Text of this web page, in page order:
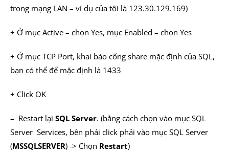
trong mạng LAN – ví dụ của tôi là 123.30.129.169)
+ Ở mục Active – chọn Yes, mục Enabled – chọn Yes
+ Ở mục TCP Port, khai báo cổng share mặc định của SQL,
bạn có thể để mặc định là 1433
+ Click OK
– Restart lại SQL Server. (bằng cách chọn vào mục SQL
Server Services, bên phải click phải vào mục SQL Server
(MSSQLSERVER) -> Chọn Restart)